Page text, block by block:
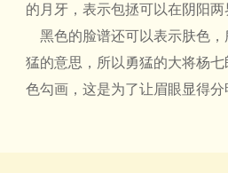
的月牙，表示包拯可以在阴阳两
黑色的脸谱还可以表示肤色，
猛的意思，所以勇猛的大将杨
色勾画，这是为了让眉眼显得